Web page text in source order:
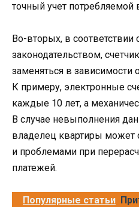
точный учет потребляемой
Во-вторых, в
законодательством,
заменяться в зависимости
К примеру, электронные
каждые 10 лет, а
В случае невыполнения
владелец квартиры может
и проблемами при
платежей.
Популярные статьи